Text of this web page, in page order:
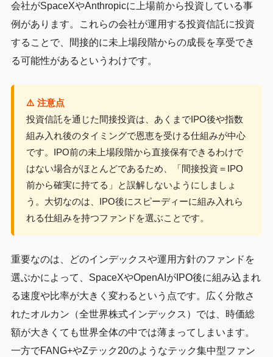
会社がSpaceXやAnthropicに上場前から投資している事
例があります。これらの会社が運用する投資信託に投資
することで、間接的に未上場段階からの成長を享受でき
る可能性があるというわけです。
⚠️ 注意点
投資信託を通じた間接投資は、あくまでIPO後や指数
組み入れ後のタイミングで恩恵を受ける仕組みが中心
です。IPO前の未上場段階から直接保有できるわけで
はない場合がほとんどであるため、「間接投資＝IPO
前から確実に持てる」と誤解しないようにしましょ
う。大切なのは、IPO後にスピーディーに組み入れら
れる仕組みを持つファンドを選ぶことです。
重要なのは、どのインデックスや運用方針のファンドを
選ぶかによって、SpaceXやOpenAIがIPO後に組み込まれ
る速度や比率が大きく変わるという点です。広く分散さ
れたオルカン（全世界株式インデックス）では、時価総
額が大きくても世界全体の中では薄まってしまいます。
一方でFANG+やZテック20のようなテック集中型ファン